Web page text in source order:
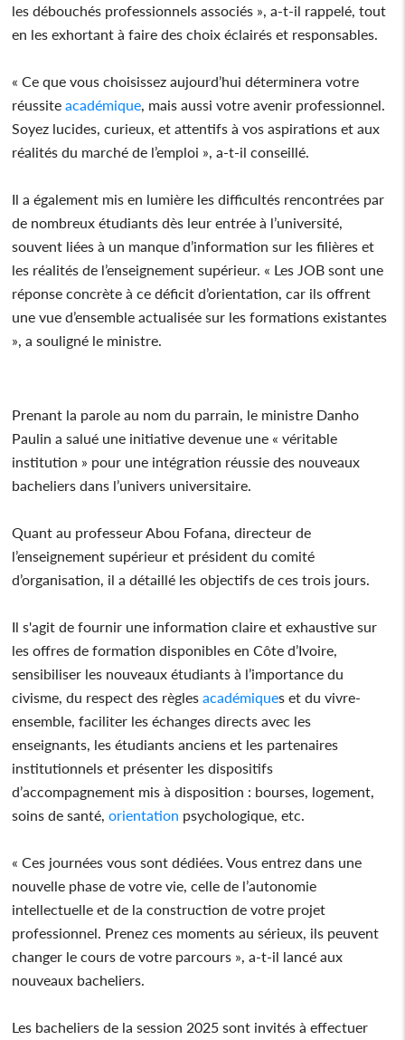
les débouchés professionnels associés », a-t-il rappelé, tout
en les exhortant à faire des choix éclairés et responsables.
« Ce que vous choisissez aujourd’hui déterminera votre
réussite académique , mais aussi votre avenir professionnel.
Soyez lucides, curieux, et attentifs à vos aspirations et aux
réalités du marché de l’emploi », a-t-il conseillé.
Il a également mis en lumière les difficultés rencontrées par
de nombreux étudiants dès leur entrée à l’université,
souvent liées à un manque d’information sur les filières et
les réalités de l’enseignement supérieur. « Les JOB sont une
réponse concrète à ce déficit d’orientation, car ils offrent
une vue d’ensemble actualisée sur les formations existantes
», a souligné le ministre.
Prenant la parole au nom du parrain, le ministre Danho
Paulin a salué une initiative devenue une « véritable
institution » pour une intégration réussie des nouveaux
bacheliers dans l’univers universitaire.
Quant au professeur Abou Fofana, directeur de
l’enseignement supérieur et président du comité
d’organisation, il a détaillé les objectifs de ces trois jours.
Il s'agit de fournir une information claire et exhaustive sur
les offres de formation disponibles en Côte d’Ivoire,
sensibiliser les nouveaux étudiants à l’importance du
civisme, du respect des règles académiques et du vivre-
ensemble, faciliter les échanges directs avec les
enseignants, les étudiants anciens et les partenaires
institutionnels et présenter les dispositifs
d’accompagnement mis à disposition : bourses, logement,
soins de santé, orientation psychologique, etc.
« Ces journées vous sont dédiées. Vous entrez dans une
nouvelle phase de votre vie, celle de l’autonomie
intellectuelle et de la construction de votre projet
professionnel. Prenez ces moments au sérieux, ils peuvent
changer le cours de votre parcours », a-t-il lancé aux
nouveaux bacheliers.
Les bacheliers de la session 2025 sont invités à effectuer